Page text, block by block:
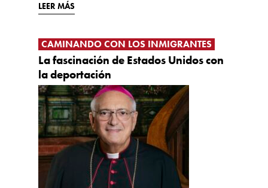
LEER MÁS
CAMINANDO CON LOS INMIGRANTES
La fascinación de Estados Unidos con
la deportación